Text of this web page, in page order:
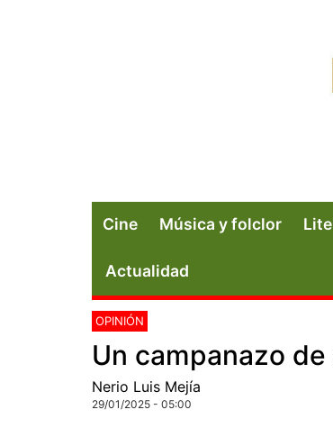
Cine Música y folclor
Actualidad
OPINIÓN
Un campanazo
Nerio Luis Mejía
29/01/2025 - 05:00